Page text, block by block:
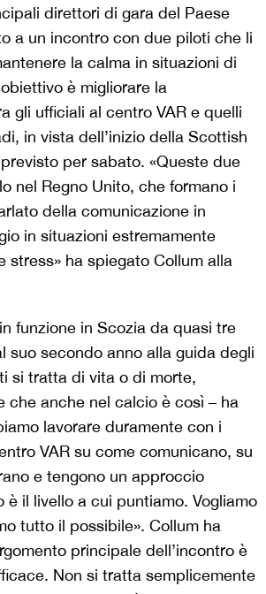
direttori di gara del Paese
a un incontro con due piloti che li
la calma in situazioni di
è migliorare la
gli ufficiali al centro VAR e quelli
in vista dell’inizio della Scottish
per sabato. «Queste due
nel Regno Unito, che formano i
della comunicazione in
in situazioni estremamente
stress» ha spiegato Collum alla
funzione in Scozia da quasi tre
suo secondo anno alla guida degli
si tratta di vita o di morte,
che anche nel calcio è così – ha
lavorare duramente con i
VAR su come comunicano, su
e tengono un approccio
è il livello a cui puntiamo. Vogliamo
tutto il possibile». Collum ha
principale dell’incontro è
Non si tratta semplicemente